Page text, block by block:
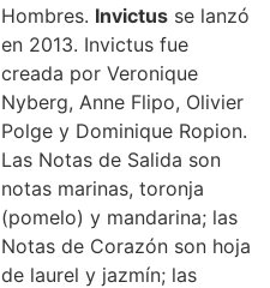
Hombres. Invictus se lanzó
en 2013. Invictus fue
creada por Veronique
Nyberg, Anne Flipo, Olivier
Polge y Dominique Ropion.
Las Notas de Salida son
notas marinas, toronja
(pomelo) y mandarina; las
Notas de Corazón son hoja
de laurel y jazmín; las